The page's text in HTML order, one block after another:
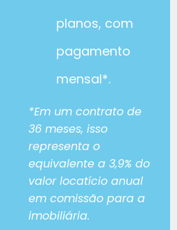
planos, com
pagamento
mensal*.
*Em um contrato de
36 meses, isso
representa o
equivalente a 3,9% do
valor locatício anual
em comissão para a
imobiliária.